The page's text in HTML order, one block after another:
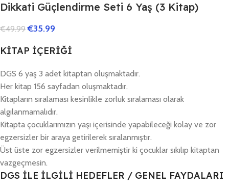
Dikkati Güçlendirme Seti 6 Yaş (3 Kitap)
€49.99 €35.99
KİTAP İÇERİĞİ
DGS 6 yaş 3 adet kitaptan oluşmaktadır.
Her kitap 156 sayfadan oluşmaktadır.
Kitapların sıralaması kesinlikle zorluk sıralaması olarak
algılanmamalıdır.
Kitapta çocuklarımızın yaşı içerisinde yapabileceği kolay ve zor
egzersizler bir araya getirilerek sıralanmıştır.
Üst üste zor egzersizler verilmemiştir ki çocuklar sıkılıp kitaptan
vazgeçmesin.
DGS İLE İLGİLİ HEDEFLER / GENEL FAYDALARI